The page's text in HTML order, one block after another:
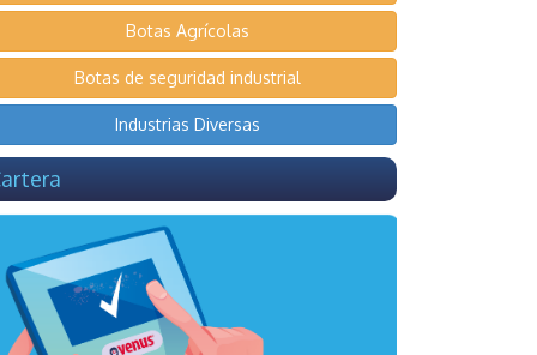
Botas Agrícolas
Botas de seguridad industrial
Industrias Diversas